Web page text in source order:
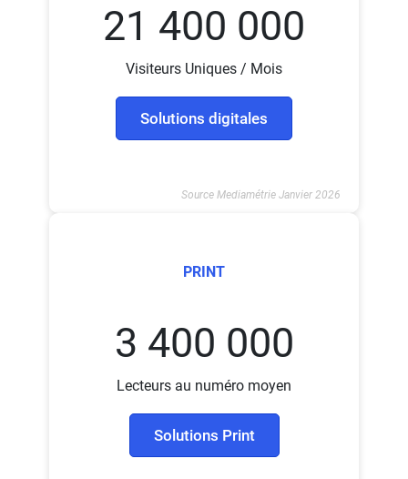
21 400 000
Visiteurs Uniques / Mois
Source Mediamétrie Janvier 2026
Solutions digitales
PRINT
3 400 000
Lecteurs au numéro moyen
Solutions Print